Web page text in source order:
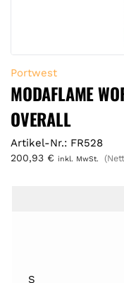
Portwest
MODAFLAME
OVERALL
Artikel-Nr.: FR528
200,93 € inkl. MwSt.
S